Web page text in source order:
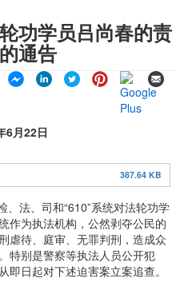
功学员吕尚春的责
通告
6月22日
387.64 KB
法、司和“610”系统对法轮功学
作为执法机构，公然剥夺公民的
虐待、庭审、无罪判刑，造成众
特别是警察等执法人员公开犯
日起对下述迫害案立案追查。